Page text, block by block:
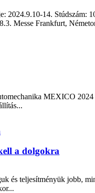
14. Stúdszám:
Messe Frankfurt,
MEXICO
a dolgokra
és teljesítményük jobb,